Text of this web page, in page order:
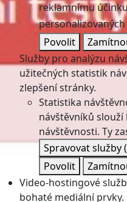
reklamnímu
Povolit
Služby pro analýzu
užitečných statistik
zlepšení stránky.
Statistika
návštěvníků
návštěvnosti. Ty
Spravovat služby
Povolit
Video-hostingové
bohaté mediální prvky.